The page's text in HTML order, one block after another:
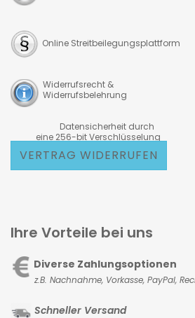
Online Streitbeilegungsplattform
Widerrufsrecht &
Widerrufsbelehrung
Datensicherheit durch
eine 256-bit Verschlüsselung
VERTRAG WIDERRUFEN
Ihre Vorteile bei uns
Diverse Zahlungsoptionen
z.B. Nachnahme, Vorkasse, PayPal,
Schneller Versand